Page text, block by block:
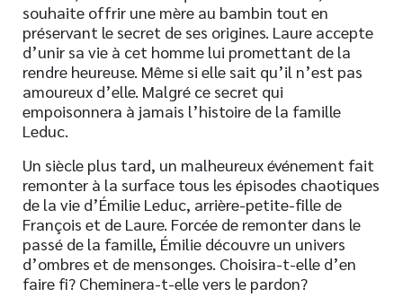
souhaite offrir une mère au bambin tout en
préservant le secret de ses origines. Laure accepte
d’unir sa vie à cet homme lui promettant de la
rendre heureuse. Même si elle sait qu’il n’est pas
amoureux d’elle. Malgré ce secret qui
empoisonnera à jamais l’histoire de la famille
Leduc.
Un siècle plus tard, un malheureux événement fait
remonter à la surface tous les épisodes chaotiques
de la vie d’Émilie Leduc, arrière-petite-fille de
François et de Laure. Forcée de remonter dans le
passé de la famille, Émilie découvre un univers
d’ombres et de mensonges. Choisira-t-elle d’en
faire fi? Cheminera-t-elle vers le pardon?